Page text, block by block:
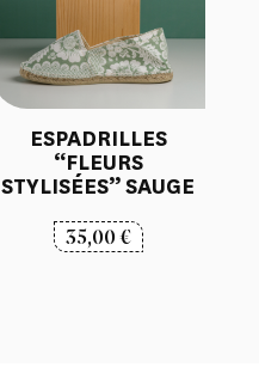
ESPADRILLES
“FLEURS
STYLISÉES” SAUGE
35,00€